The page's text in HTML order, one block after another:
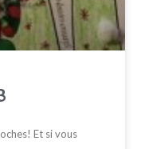
Et si vous